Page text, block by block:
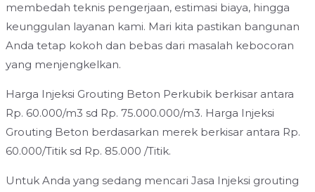
membedah teknis pengerjaan, estimasi biaya, hingga
keunggulan layanan kami. Mari kita pastikan bangunan
Anda tetap kokoh dan bebas dari masalah kebocoran
yang menjengkelkan.
Harga Injeksi Grouting Beton Perkubik berkisar antara
Rp. 60.000/m3 sd Rp. 75.000.000/m3. Harga Injeksi
Grouting Beton berdasarkan merek berkisar antara Rp.
60.000/Titik sd Rp. 85.000 /Titik.
Untuk Anda yang sedang mencari Jasa Injeksi grouting